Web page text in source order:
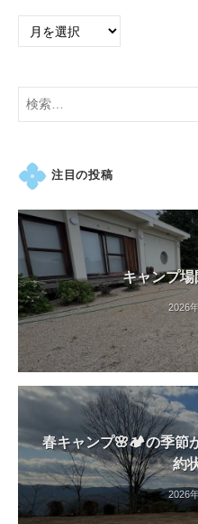
検
注目の投稿
キャンプ
2026
春キャンプ🌸🏕️の季節
約
2026